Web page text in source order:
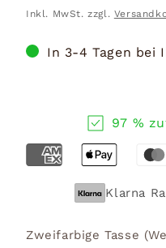
Preis
Inkl. MwSt. zzgl.
In 3-4 Tagen bei
97 %
Klarna
Zweifarbige Tasse